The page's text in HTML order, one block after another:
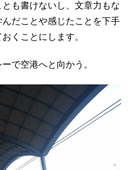
も書けないし、文章力もな
だことや感じたことを下手
くことにします。
で空港へと向かう。